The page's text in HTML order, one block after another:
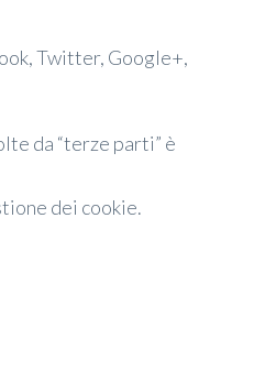
Twitter, Google+,
da “terze parti” è
dei cookie.